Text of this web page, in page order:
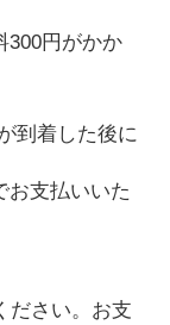
300円がかか
到着した後に
お支払いいた
ださい。お支